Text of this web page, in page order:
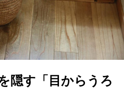
隠す「目からうろ